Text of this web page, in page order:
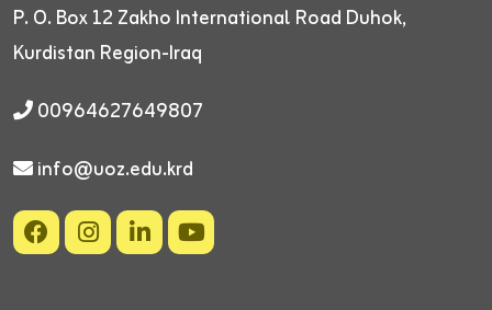
P. O. Box 12 Zakho International Road Duhok,
Kurdistan Region-Iraq
00964627649807
info@uoz.edu.krd